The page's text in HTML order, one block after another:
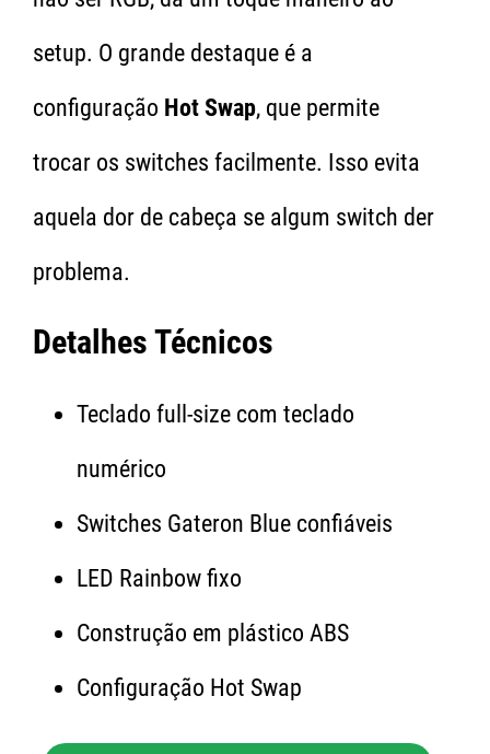
setup. O grande destaque é a
configuração Hot Swap, que permite
trocar os switches facilmente. Isso evita
aquela dor de cabeça se algum switch der
problema.
Detalhes Técnicos
Teclado full-size com teclado
numérico
Switches Gateron Blue confiáveis
LED Rainbow fixo
Construção em plástico ABS
Configuração Hot Swap